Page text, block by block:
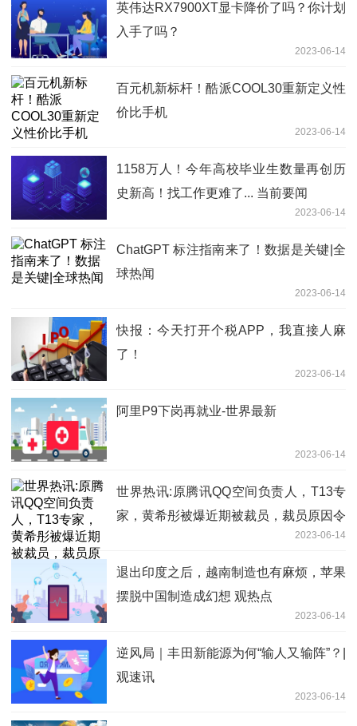
英伟达RX7900XT显卡降价了吗？你计划
入手了吗？
2023-06-14
百元机新标杆！酷派COOL30重新定义性
价比手机
2023-06-14
1158万人！今年高校毕业生数量再创历
史新高！找工作更难了... 当前要闻
2023-06-14
ChatGPT 标注指南来了！数据是关键|全
球热闻
2023-06-14
快报：今天打开个税APP，我直接人麻
了！
2023-06-14
阿里P9下岗再就业-世界最新
2023-06-14
世界热讯:原腾讯QQ空间负责人，T13专
家，黄希彤被爆近期被裁员，裁员原因令
2023-06-14
退出印度之后，越南制造也有麻烦，苹果
摆脱中国制造成幻想 观热点
2023-06-14
逆风局｜丰田新能源为何“输人又输阵”？|
观速讯
2023-06-14